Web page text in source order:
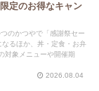
定のお得なキャン
のかつやで「感謝祭セー
るほか、丼・定食・お弁
対象メニューや開催期
2026.08.04